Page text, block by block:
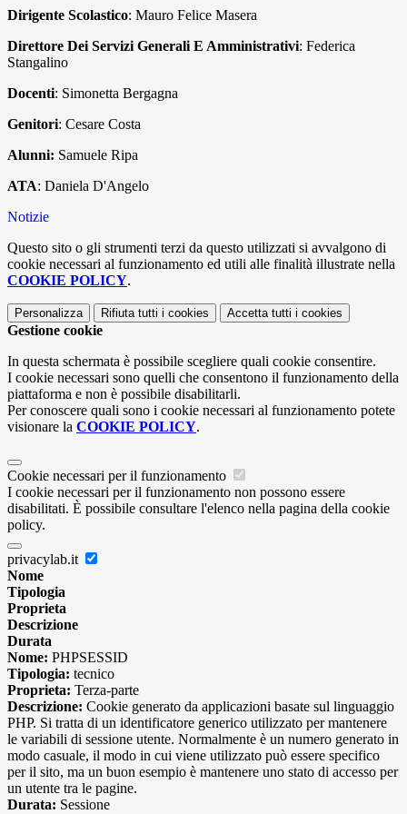
Dirigente Scolastico: Mauro Felice Masera
Direttore Dei Servizi Generali E Amministrativi: Federica
Stangalino
Docenti: Simonetta Bergagna
Genitori: Cesare Costa
Alunni: Samuele Ripa
ATA: Daniela D'Angelo
Notizie
Questo sito o gli strumenti terzi da questo utilizzati si avvalgono di
cookie necessari al funzionamento ed utili alle finalità illustrate nella
COOKIE POLICY.
Personalizza Rifiuta tutti i cookies Accetta tutti i cookies
Gestione cookie
In questa schermata è possibile scegliere quali cookie consentire.
I cookie necessari sono quelli che consentono il funzionamento della
piattaforma e non è possibile disabilitarli.
Per conoscere quali sono i cookie necessari al funzionamento potete
visionare la COOKIE POLICY.
Cookie necessari per il funzionamento
I cookie necessari per il funzionamento non possono essere
disabilitati. È possibile consultare l'elenco nella pagina della cookie
policy.
privacylab.it
Nome
Tipologia
Proprieta
Descrizione
Durata
Nome: PHPSESSID
Tipologia: tecnico
Proprieta: Terza-parte
Descrizione: Cookie generato da applicazioni basate sul linguaggio
PHP. Si tratta di un identificatore generico utilizzato per mantenere
le variabili di sessione utente. Normalmente è un numero generato in
modo casuale, il modo in cui viene utilizzato può essere specifico
per il sito, ma un buon esempio è mantenere uno stato di accesso per
un utente tra le pagine.
Durata: Sessione